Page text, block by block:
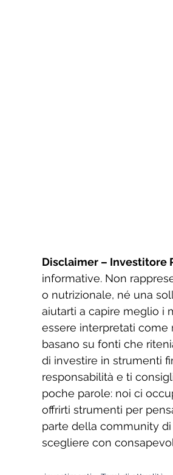
Disclaimer – Investitore
informative. Non
o nutrizionale, né una
aiutarti a capire meglio i
essere interpretati come
basano su fonti che
di investire in strumenti
responsabilità e ti
poche parole: noi ci
offrirti strumenti per
parte della community di
scegliere con